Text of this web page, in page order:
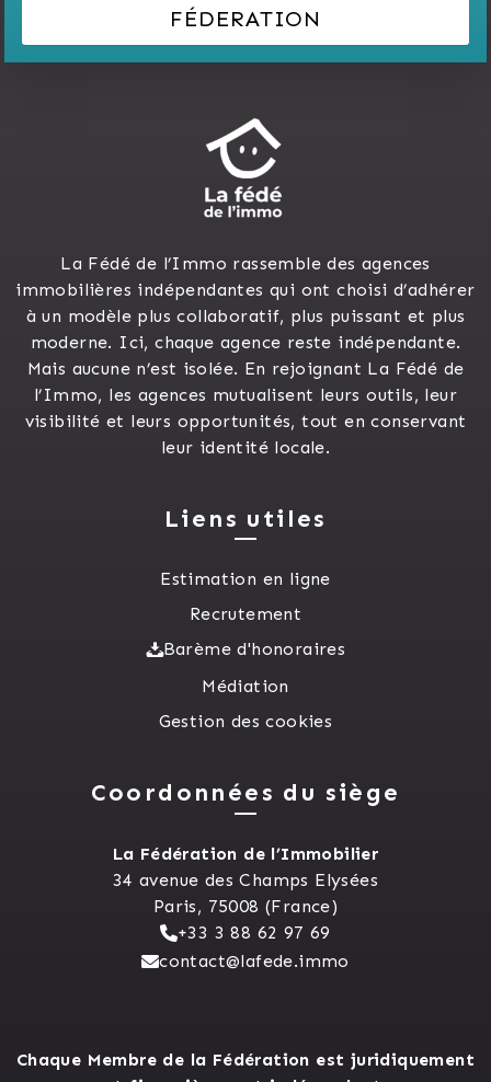
FÉDERATION
La Fédé de l’Immo rassemble des agences
immobilières indépendantes qui ont choisi d’adhérer
à un modèle plus collaboratif, plus puissant et plus
moderne. Ici, chaque agence reste indépendante.
Mais aucune n’est isolée. En rejoignant La Fédé de
l’Immo, les agences mutualisent leurs outils, leur
visibilité et leurs opportunités, tout en conservant
leur identité locale.
Liens utiles
Estimation en ligne
Recrutement
Barème d'honoraires
Médiation
Gestion des cookies
Coordonnées du siège
La Fédération de l’Immobilier
34 avenue des Champs Elysées
Paris, 75008 (France)
+33 3 88 62 97 69
contact@lafede.immo
Chaque Membre de la Fédération est juridiquement